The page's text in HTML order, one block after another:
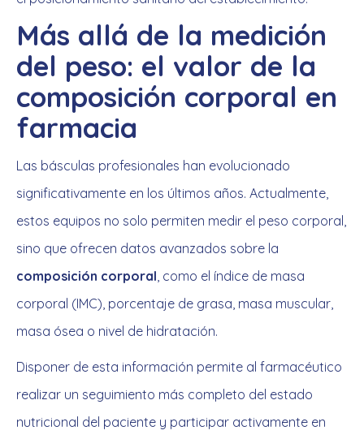
Más allá de la medición
del peso: el valor de la
composición corporal en
farmacia
Las básculas profesionales han evolucionado
significativamente en los últimos años. Actualmente,
estos equipos no solo permiten medir el peso corporal,
sino que ofrecen datos avanzados sobre la
composición corporal, como el índice de masa
corporal (IMC), porcentaje de grasa, masa muscular,
masa ósea o nivel de hidratación.
Disponer de esta información permite al farmacéutico
realizar un seguimiento más completo del estado
nutricional del paciente y participar activamente en